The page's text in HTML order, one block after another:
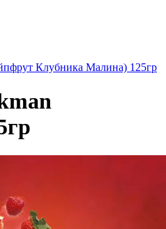
Клубника Малина) 125гр